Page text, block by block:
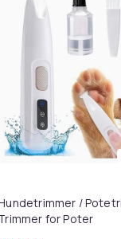
Fidget Spinners
/
for Poter